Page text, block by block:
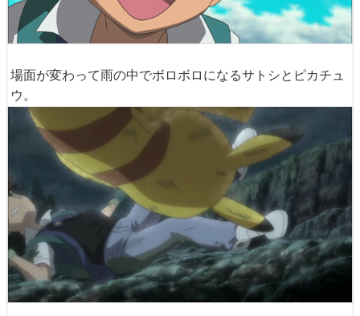
場面が変わって雨の中でボロボロになるサトシとピカチュ
ウ。